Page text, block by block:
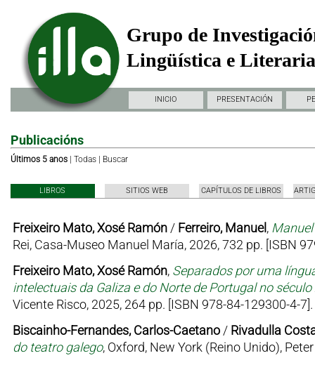
Grupo de
Lingüística e
INICIO PRESENTACIÓN
Publicacións
Últimos 5 anos| Todas| Buscar
LIBROS SITIOS WEB CAPÍTULOS DE LIBROS
Freixeiro Mato, Xosé Ramón/ Ferreiro, Manuel,
Rei, Casa-Museo Manuel María, 2026, 732 pp. [ISBN
Freixeiro Mato, Xosé Ramón, Separados por uma
intelectuais da Galiza e do Norte de Portugal no
Vicente Risco, 2025, 264 pp. [ISBN 978-84-129300-4-7].
Biscainho-Fernandes, Carlos-Caetano/ Rivadulla
do teatro galego, Oxford, New York (Reino Unido),